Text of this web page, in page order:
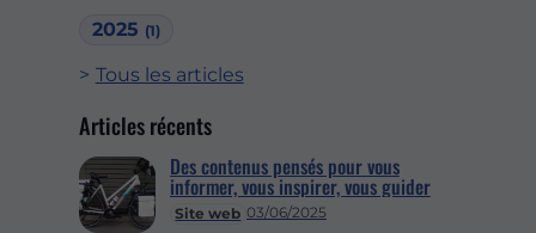
2025 (1)
Tous les articles
Articles récents
Site web 03/06/2025
Des contenus pensés pour vous
informer, vous inspirer, vous guider